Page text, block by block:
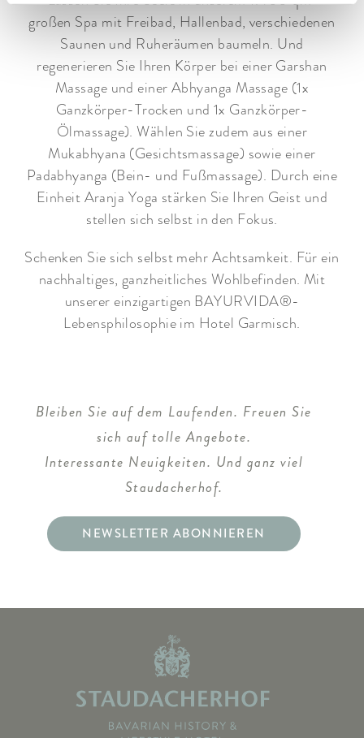
großen Spa mit Freibad, Hallenbad, verschiedenen
Saunen und Ruheräumen baumeln. Und
regenerieren Sie Ihren Körper bei einer Garshan
Massage und einer Abhyanga Massage (1x
Ganzkörper-Trocken und 1x Ganzkörper-
Ölmassage). Wählen Sie zudem aus einer
Mukabhyana (Gesichtsmassage) sowie einer
Padabhyanga (Bein- und Fußmassage). Durch eine
Einheit Aranja Yoga stärken Sie Ihren Geist und
stellen sich selbst in den Fokus.
Schenken Sie sich selbst mehr Achtsamkeit. Für ein
nachhaltiges, ganzheitliches Wohlbefinden. Mit
unserer einzigartigen BAYURVIDA®-
Lebensphilosophie im Hotel Garmisch.
Bleiben Sie auf dem Laufenden. Freuen Sie
sich auf tolle Angebote.
Interessante Neuigkeiten. Und ganz viel
Staudacherhof.
NEWSLETTER ABONNIEREN